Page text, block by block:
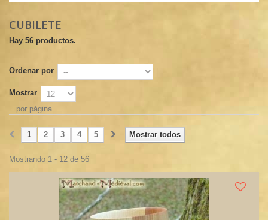
CUBILETE
Hay 56 productos.
Ordenar por
Mostrar
por página
Mostrar todos
1 2 3 4 5
Mostrando 1 - 12 de 56